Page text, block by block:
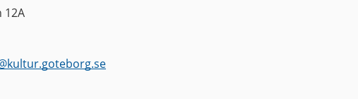
12A
kultur.goteborg.se